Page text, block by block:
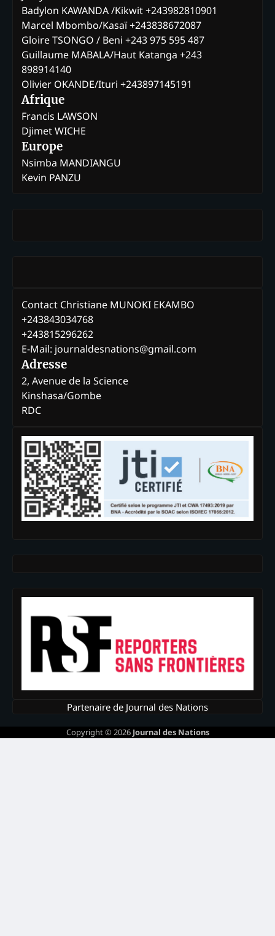
Badylon KAWANDA /Kikwit +243982810901
Marcel Mbombo/Kasaï +243838672087
Gloire TSONGO / Beni +243 975 595 487
Guillaume MABALA/Haut Katanga +243
898914140
Olivier OKANDE/Ituri +243897145191
Afrique
Francis LAWSON
Djimet WICHE
Europe
Nsimba MANDIANGU
Kevin PANZU
Contact Christiane MUNOKI EKAMBO
+243843034768
+243815296262
E-Mail: journaldesnations@gmail.com
Adresse
2, Avenue de la Science
Kinshasa/Gombe
RDC
Partenaire de Journal des Nations
Copyright © 2026 Journal des Nations